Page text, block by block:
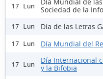
17 Lun
Día Mundial de
Sociedad de la
17 Lun Día de las Letras
17 Lun Día Mundial del
17 Lun
Día Internacional
y la Bifobia